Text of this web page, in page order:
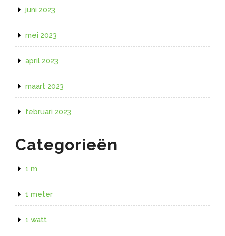
juni 2023
mei 2023
april 2023
maart 2023
februari 2023
Categorieën
1 m
1 meter
1 watt